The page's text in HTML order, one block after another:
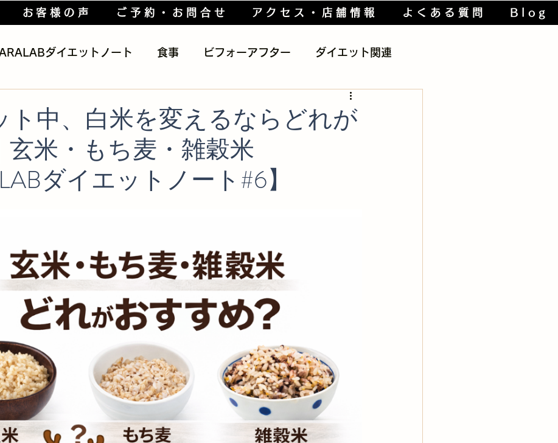
お客様の声 ご予約・お問合せ アクセス・店舗情報 よくある質問 Blog
ダイエットノート 食事 ビフォーアフター ダイエット関連
ボディケア用品
ト中、白米を変えるならどれが
玄米・もち麦・雑穀米
ダイエットノート#6】